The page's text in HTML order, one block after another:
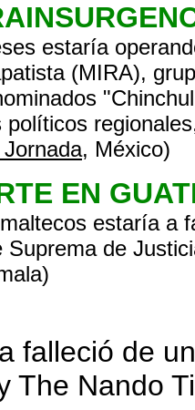
estaría
(MIRA),
políticos
Jornada, México)
EN
estaría a
Suprema de
falleció de
The Nando